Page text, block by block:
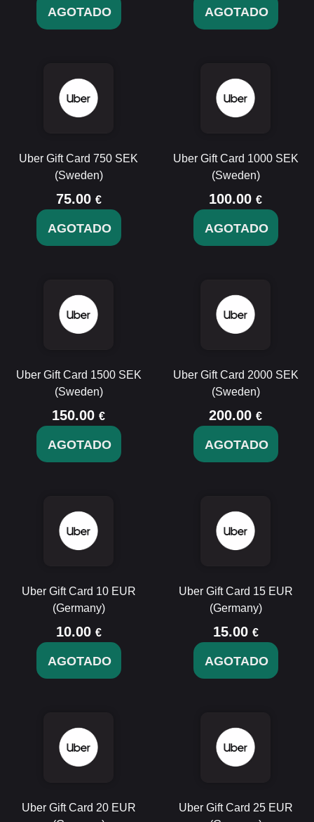
AGOTADO AGOTADO
Uber Gift Card 750 SEK
(Sweden)
75.00 €
AGOTADO
Uber Gift Card 1000 SEK
(Sweden)
100.00 €
AGOTADO
Uber Gift Card 1500 SEK
(Sweden)
150.00 €
AGOTADO
Uber Gift Card 2000 SEK
(Sweden)
200.00 €
AGOTADO
Uber Gift Card 10 EUR
(Germany)
10.00 €
AGOTADO
Uber Gift Card 15 EUR
(Germany)
15.00 €
AGOTADO
Uber Gift Card 20 EUR
Uber Gift Card 25 EUR